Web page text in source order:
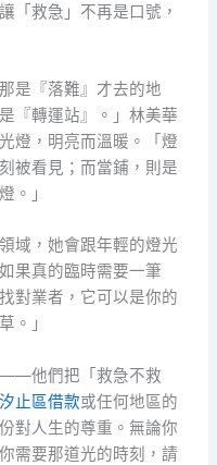
救急」不再是口號，
是『落難』才去的地
『轉運站』。」林美華
燈，明亮而溫暖。「燈
被看見；而當鋪，則是
。」
域，她會跟年輕的燈光
果真的臨時需要一筆
對業者，它可以是你的
。」
——他們把「救急不救
汐止區借款或任何地區的
對人生的尊重。無論你
需要那道光的時刻，請